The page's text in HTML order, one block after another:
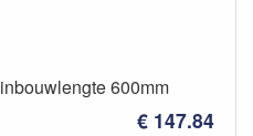
600mm
€ 147.84